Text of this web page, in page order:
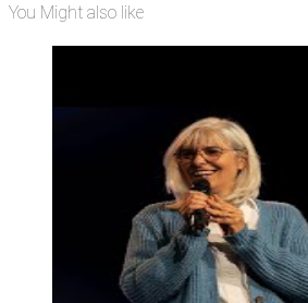
You Might also like